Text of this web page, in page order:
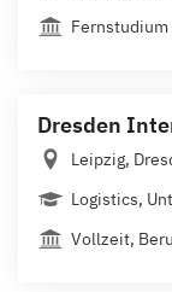
Fernstudium
Dresden
Leipzig,
Logistics,
Vollzeit,